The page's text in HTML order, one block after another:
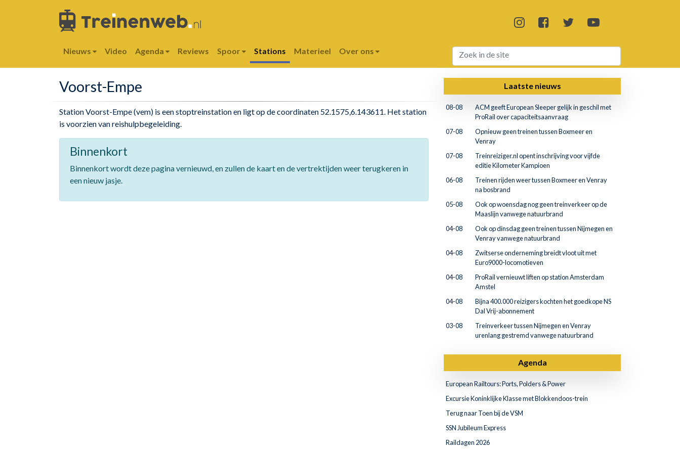
Nieuws Video Agenda Reviews Spoor Stations Materieel Over ons
Voorst-Empe
Station Voorst-Empe (vem) is een stoptreinstation en ligt op de coordinaten 52.1575,6.143611. Het station
is voorzien van reishulpbegeleiding.
Binnenkort
Binnenkort wordt deze pagina vernieuwd, en zullen de kaart en de vertrektijden weer terugkeren in
een nieuw jasje.
Laatste nieuws
08-08
ACM geeft European Sleeper gelijk in geschil met
ProRail over capaciteitsaanvraag
07-08
Opnieuw geen treinen tussen Boxmeer en
Venray
07-08
Treinreiziger.nl opent inschrijving voor vijfde
editie Kilometer Kampioen
06-08
Treinen rijden weer tussen Boxmeer en Venray
na bosbrand
05-08
Ook op woensdag nog geen treinverkeer op de
Maaslijn vanwege natuurbrand
04-08
Ook op dinsdag geen treinen tussen Nijmegen en
Venray vanwege natuurbrand
04-08
Zwitserse onderneming breidt vloot uit met
Euro9000-locomotieven
04-08
ProRail vernieuwt liften op station Amsterdam
Amstel
04-08
Bijna 400.000 reizigers kochten het goedkope NS
Dal Vrij-abonnement
03-08
Treinverkeer tussen Nijmegen en Venray
urenlang gestremd vanwege natuurbrand
Agenda
European Railtours: Ports, Polders & Power
Excursie Koninklijke Klasse met Blokkendoos-trein
Terug naar Toen bij de VSM
SSN Jubileum Express
Raildagen 2026